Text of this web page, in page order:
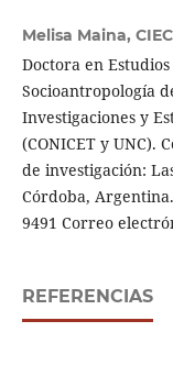
Melisa Maina,
Doctora en
Socioantropología
Investigaciones y
(CONICET y UNC).
de investigación:
Córdoba,
9491 Correo
REFERENCIAS